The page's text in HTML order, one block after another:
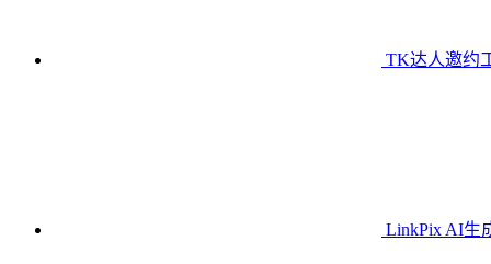
TK达人邀约
LinkPix AI生